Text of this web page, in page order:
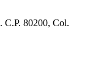
C.P. 80200, Col.